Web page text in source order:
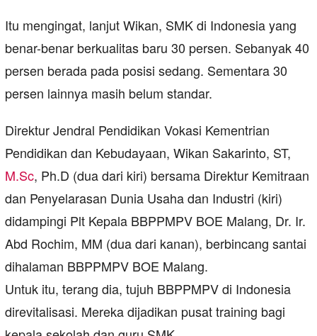
Itu mengingat, lanjut Wikan, SMK di Indonesia yang
benar-benar berkualitas baru 30 persen. Sebanyak 40
persen berada pada posisi sedang. Sementara 30
persen lainnya masih belum standar.
Direktur Jendral Pendidikan Vokasi Kementrian
Pendidikan dan Kebudayaan, Wikan Sakarinto, ST,
M.Sc, Ph.D (dua dari kiri) bersama Direktur Kemitraan
dan Penyelarasan Dunia Usaha dan Industri (kiri)
didampingi Plt Kepala BBPPMPV BOE Malang, Dr. Ir.
Abd Rochim, MM (dua dari kanan), berbincang santai
dihalaman BBPPMPV BOE Malang.
Untuk itu, terang dia, tujuh BBPPMPV di Indonesia
direvitalisasi. Mereka dijadikan pusat training bagi